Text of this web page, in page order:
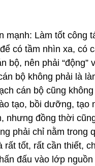
mạnh: Làm tốt công
có tầm nhìn xa, có
bộ, nên phải “động”
bộ không phải là
cán bộ cũng
tạo, bồi dưỡng, tạo
nhưng đồng thời
phải chỉ nằm trong
rất tốt, rất cần thiết,
đấu vào lớp